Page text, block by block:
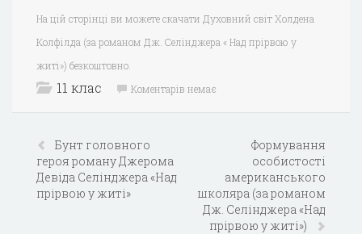
На цій сторінці ви можете скачати Духовний світ Холдена
Колфілда (за романом Дж. Селінджера « Над прірвою у
житі») безкоштовно.
11 клас Коментарів немає
Бунт головного
героя роману Джерома
Девіда Селінджера «Над
прірвою у житі»
Формування
особистості
американського
школяра (за романом
Дж. Селінджера «Над
прірвою у житі»)